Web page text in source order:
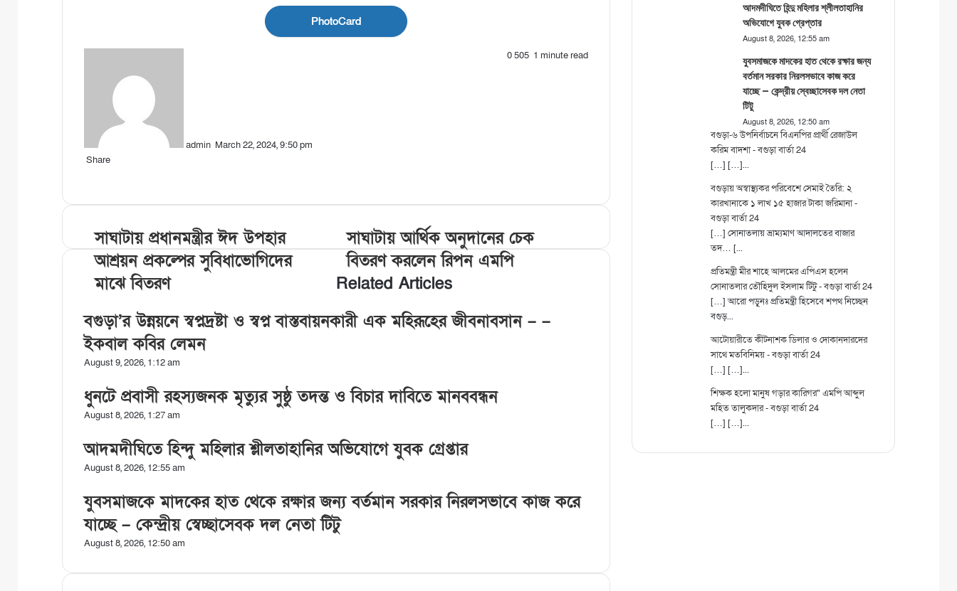
PhotoCard
admin e
l
March 22, 2024, 9:50 pm
0505 1 minute read
Share
c
o
i
e
n
e
d
n
n
e
r
e
s
i
tসাঘাটায় প্রধানমন্ত্রীর ঈদ উপহার
আশ্রয়ন প্রকল্পের সুবিধাভোগিদের
মাঝে বিতরণ
সাঘাটায় আর্থিক অনুদানের চেক
বিতরণ করলেন রিপন এমপি
Related Articles
বগুড়া’র উন্নয়নে স্বপ্নদ্রষ্টা ও স্বপ্ন বাস্তবায়নকারী এক মহিরূহের জীবনাবসান – –
ইকবাল কবির লেমন
August 9, 2026, 1:12 am
ধুনটে প্রবাসী রহস্যজনক মৃত্যুর সুষ্ঠু তদন্ত ও বিচার দাবিতে মানববন্ধন
August 8, 2026, 1:27 am
আদমদীঘিতে হিন্দু মহিলার শ্লীলতাহানির অভিযোগে যুবক গ্রেপ্তার
August 8, 2026, 12:55 am
যুবসমাজকে মাদকের হাত থেকে রক্ষার জন্য বর্তমান সরকার নিরলসভাবে কাজ করে
যাচ্ছে – কেন্দ্রীয় স্বেচ্ছাসেবক দল নেতা টিটু
August 8, 2026, 12:50 am
আদমদীঘিতে হিন্দু মহিলার শ্লীলতাহানির
অভিযোগে যুবক গ্রেপ্তার
August 8, 2026, 12:55 am
যুবসমাজকে মাদকের হাত থেকে রক্ষার জন্য
বর্তমান সরকার নিরলসভাবে কাজ করে
যাচ্ছে – কেন্দ্রীয় স্বেচ্ছাসেবক দল নেতা
টিটু
August 8, 2026, 12:50 am
বগুড়া-৬ উপনির্বাচনে বিএনপির প্রার্থী রেজাউল
করিম বাদশা - বগুড়া বার্তা 24
[…] […]...
বগুড়ায় অস্বাস্থ্যকর পরিবেশে সেমাই তৈরি: ২
কারখানাকে ১ লাখ ১৫ হাজার টাকা জরিমানা -
বগুড়া বার্তা 24
[…] সোনাতলায় ভ্রাম্যমাণ আদালতের বাজার
তদ… [...
প্রতিমন্ত্রী মীর শাহে আলমের এপিএস হলেন
সোনাতলার তৌহিদুল ইসলাম টিটু - বগুড়া বার্তা 24
[…] আরো পড়ূনঃ প্রতিমন্ত্রী হিসেবে শপথ নিচ্ছেন
বগুড়...
আটোয়ারীতে কীটনাশক ডিলার ও দোকানদারদের
সাথে মতবিনিময় - বগুড়া বার্তা 24
[…] […]...
শিক্ষক হলো মানুষ গড়ার কারিগর" এমপি আব্দুল
মহিত তালুকদার - বগুড়া বার্তা 24
[…] […]...